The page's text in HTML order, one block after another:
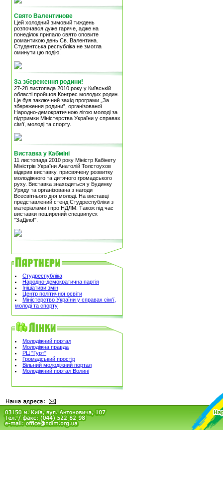
Свято Валентинове
Цей холодний зимовий тиждень
розпочався дуже гаряче, адже на
понеділок припало свято оповите
романтикою день Св. Валентина.
Студентська республіка не змогла
оминути цю подію.
За збереження родини!
27-28 листопада 2010 року у Київській
області пройшов Конгрес молодих родин.
Це був заключний захід програми „За
збереження родини”, організованої
Народно-демократичною лігою молоді за
підтримки Міністерства України у справах
сім’ї, молоді та спорту.
Виставка у Кабміні
11 листопада 2010 року Міністр Кабінету
Міністрів України Анатолій Толстоухов
відкрив виставку, присвячену розвитку
молодіжного та дитячого громадського
руху. Виставка знаходиться у Будинку
Уряду та організована з нагоди
Всесвітнього дня молоді. На виставці
представлений стенд Студреспубліки з
матеріалами і про НДЛМ. Також під час
виставки поширений спецвипуск
"ЗаДіло!".
Студреспубліка
Народно-демократична партія
Ініціативи змін
Центр політичної освіти
Міністерство України у справах сім'ї,
молоді та спорту
Молодіжний портал
Молодіжна правда
РЦ "Гурт"
Громадський простір
Вільний молодіжний портал
Молодіжний портал Волині